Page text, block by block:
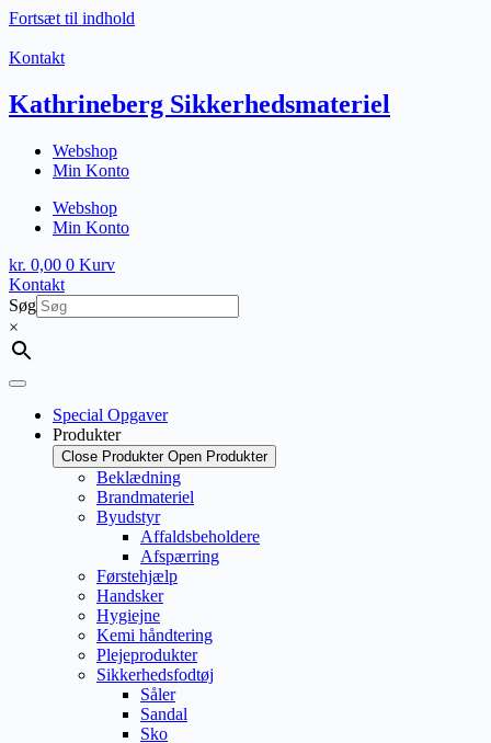
Fortsæt til indhold
Kontakt
Kathrineberg Sikkerhedsmateriel
Webshop
Min Konto
Webshop
Min Konto
kr. 0,00 0 Kurv
Kontakt
Søg
×
Special Opgaver
Produkter
Close Produkter Open Produkter
Beklædning
Brandmateriel
Byudstyr
Affaldsbeholdere
Afspærring
Førstehjælp
Handsker
Hygiejne
Kemi håndtering
Plejeprodukter
Sikkerhedsfodtøj
Såler
Sandal
Sko